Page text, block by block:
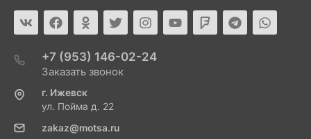
+7 (953) 146-02-24
Заказать звонок
г. Ижевск
ул. Пойма д. 22
zakaz@motsa.ru